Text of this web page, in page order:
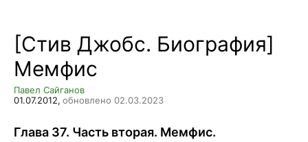
[Стив Джобс. Биография]
Мемфис
Павел Сайганов
01.07.2012, обновлено 02.03.2023
Глава 37. Часть вторая. Мемфис.